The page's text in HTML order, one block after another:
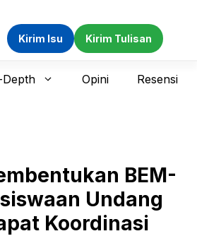
Kirim Isu Kirim Tulisan
Opini Resensi
BEM-
Undang
Koordinasi